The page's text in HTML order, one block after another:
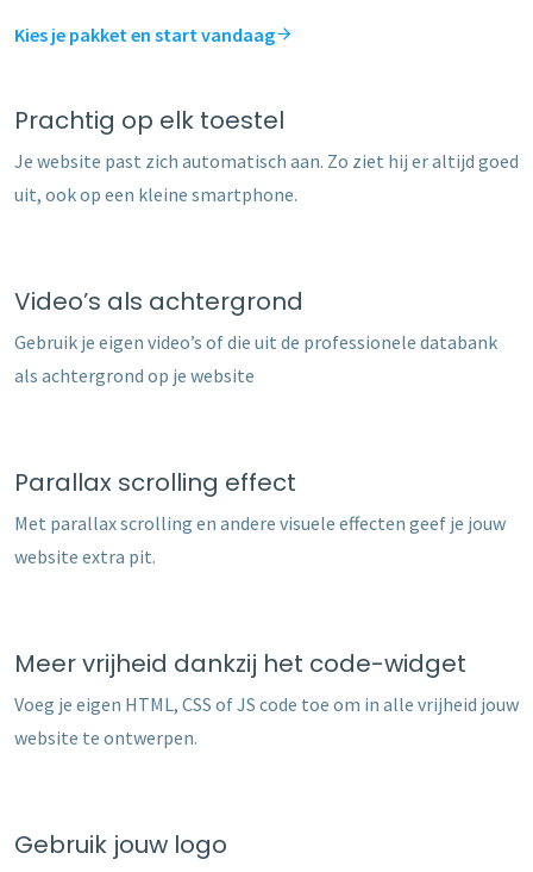
Kies je pakket en start vandaag
Prachtig op elk toestel
Je website past zich automatisch aan. Zo ziet hij er altijd goed
uit, ook op een kleine smartphone.
Video’s als achtergrond
Gebruik je eigen video’s of die uit de professionele databank
als achtergrond op je website
Parallax scrolling effect
Met parallax scrolling en andere visuele effecten geef je jouw
website extra pit.
Meer vrijheid dankzij het code-widget
Voeg je eigen HTML, CSS of JS code toe om in alle vrijheid jouw
website te ontwerpen.
Gebruik jouw logo